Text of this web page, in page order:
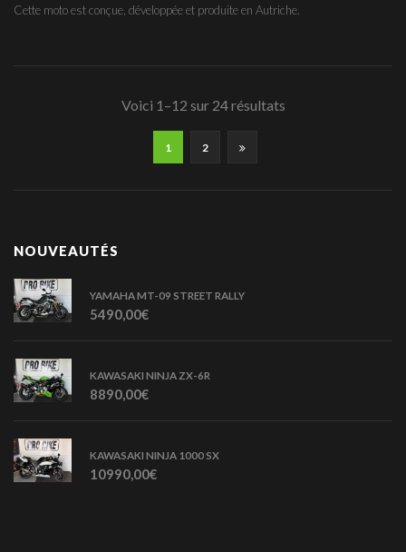
Cette moto est conçue, développée et produite en Autriche.
Voici 1–12 sur 24 résultats
1 2
NOUVEAUTÉS
YAMAHA MT-09 STREET RALLY
5490,00€
KAWASAKI NINJA ZX-6R
8890,00€
KAWASAKI NINJA 1000 SX
10990,00€